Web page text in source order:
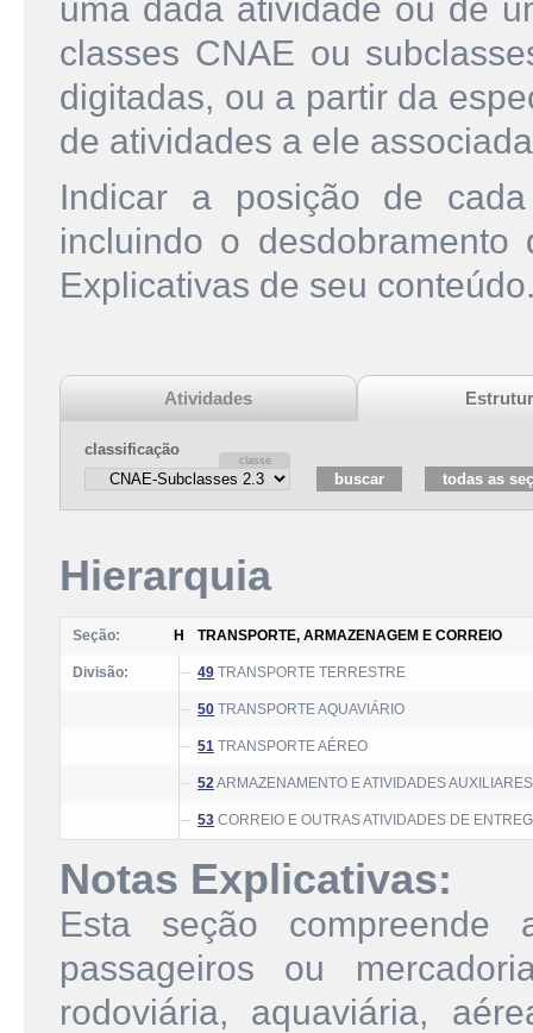
uma dada atividade ou de
classes CNAE ou
digitadas, ou a partir da
de atividades a ele
Indicar a posição de
incluindo o
Explicativas de seu
Atividades
classificação
Hierarquia
Seção: H TRANSPORTE, ARMAZENAGEM E CORREIO
Divisão: 49 TRANSPORTE TERRESTRE
50 TRANSPORTE AQUAVIÁRIO
51 TRANSPORTE AÉREO
52ARMAZENAMENTO E ATIVIDADES
53 CORREIO E OUTRAS ATIVIDADES DE
Notas Explicativas:
Esta seção compreende
passageiros ou
rodoviária, aquaviária,